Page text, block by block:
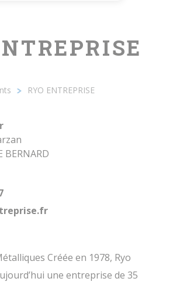
RYO ENTREPRISE
BERNARD
Créée en 1978, Ryo
une entreprise de 35